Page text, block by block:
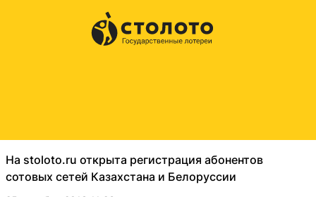
На stoloto.ru открыта регистрация абонентов
сотовых сетей Казахстана и Белоруссии